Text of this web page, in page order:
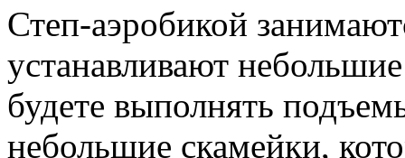
Степ-аэробикой
устанавливают
будете выполнять
небольшие скамейки,